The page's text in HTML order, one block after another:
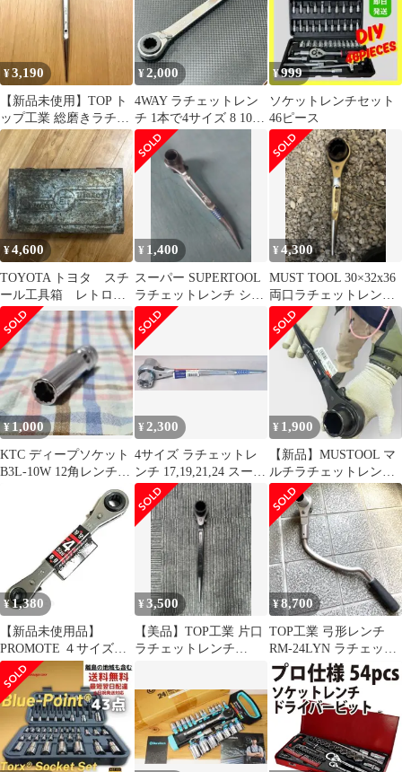
¥3,190
【新品未使用】TOP ト
ップ工業 総磨きラチェ
ットレンチ 17×21 鏡面
仕上げ
¥2,000
4WAY ラチェットレン
チ 1本で4サイズ 8 10
12 14mm レバー切替
¥999
ソケットレンチセット
46ピース
¥4,600
TOYOTA トヨタ スチ
ール工具箱 レトロ
ヴィンテージ
¥ 1,400
スーパー SUPERTOOL
ラチェットレンチ シノ
付 19mm × 21mm
¥4,300
MUST TOOL 30×32x36
両口ラチェットレンチ
シノ付き 鳶 足場
¥ 1,000
KTC ディープソケット
B3L-10W 12角レンチ
¥2,300
4サイズ ラチェットレ
ンチ 17,19,21,24 スーパ
ーツール RNF3
¥ 1,900
【新品】MUSTOOL マ
ルチラチェットレンチ
30×32mm QCソケット
対応
¥1,380
【新品未使用品】
PROMOTE ４サイズ板
ラチャット6/8/10/12
mm
¥3,500
【美品】TOP工業 片口
ラチェットレンチ
¥8,700
TOP工業 弓形レンチ
RM-24LYN ラチェット
レンチ 24mm 【即発
送】